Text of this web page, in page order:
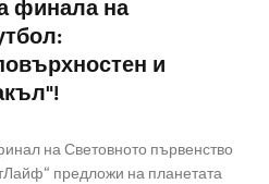
финала на
и
на Световното първенство
предложи на планетата